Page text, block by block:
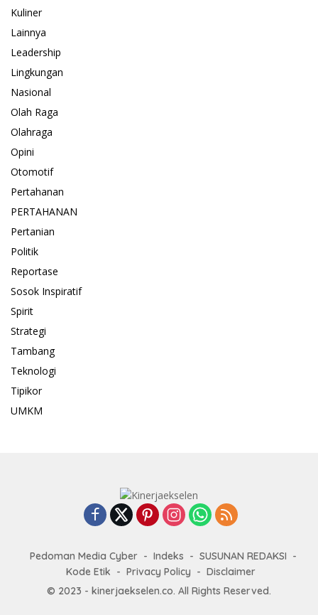
Kuliner
Lainnya
Leadership
Lingkungan
Nasional
Olah Raga
Olahraga
Opini
Otomotif
Pertahanan
PERTAHANAN
Pertanian
Politik
Reportase
Sosok Inspiratif
Spirit
Strategi
Tambang
Teknologi
Tipikor
UMKM
Pedoman Media Cyber Indeks
SUSUNAN REDAKSI
Kode Etik
Privacy Policy
Disclaimer
© 2023 - kinerjaekselen.co. All Rights Reserved.